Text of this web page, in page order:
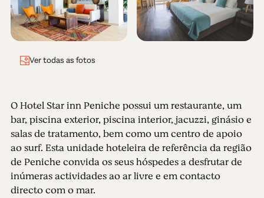
Ver todas as fotos
O Hotel Star inn Peniche possui um restaurante, um
bar, piscina exterior, piscina interior, jacuzzi, ginásio e
salas de tratamento, bem como um centro de apoio
ao surf. Esta unidade hoteleira de referência da região
de Peniche convida os seus hóspedes a desfrutar de
inúmeras actividades ao ar livre e em contacto
directo com o mar.